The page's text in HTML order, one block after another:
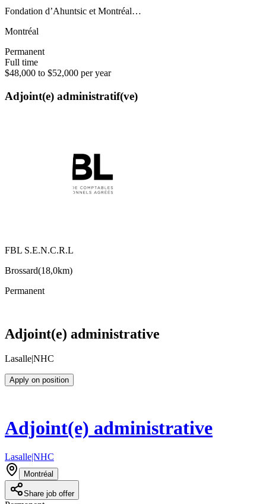
Fondation d’Ahuntsic et Montréal…
Montréal
Permanent
Full time
$48,000 to $52,000 per year
Adjoint(e) administratif(ve)
FBL S.E.N.C.R.L
Brossard(18,0km)
Permanent
Adjoint(e) administrative
Lasalle|NHC
Apply on position
Adjoint(e) administrative
Lasalle|NHC
Montréal
Share job offer